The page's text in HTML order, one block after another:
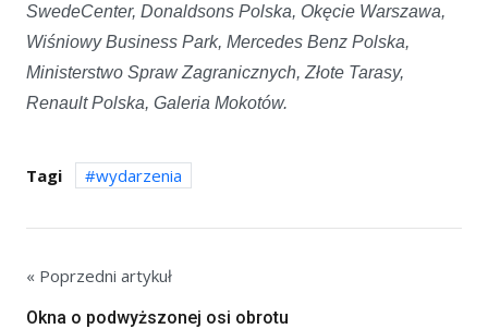
SwedeCenter, Donaldsons Polska, Okęcie Warszawa,
Wiśniowy Business Park, Mercedes Benz Polska,
Ministerstwo Spraw Zagranicznych, Złote Tarasy,
Renault Polska, Galeria Mokotów.
Tagi wydarzenia
« Poprzedni artykuł
Okna o podwyższonej osi obrotu